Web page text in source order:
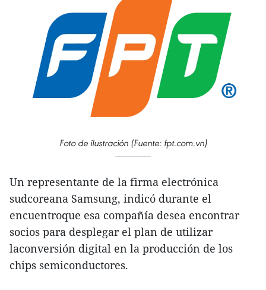
Foto de ilustración (Fuente: fpt.com.vn)
Un representante de la firma electrónica
sudcoreana Samsung, indicó durante el
encuentroque esa compañía desea encontrar
socios para desplegar el plan de utilizar
laconversión digital en la producción de los
chips semiconductores.